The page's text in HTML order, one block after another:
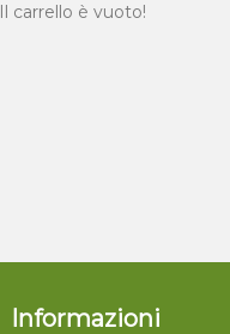
Il carrello è vuoto!
Informazioni